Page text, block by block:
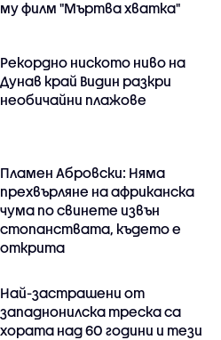
му филм "Мъртва хватка"
Рекордно ниското ниво на
Дунав край Видин разкри
необичайни плажове
Пламен Абровски: Няма
прехвърляне на африканска
чума по свинете извън
стопанствата, където е
открита
Най-застрашени от
западнонилска треска са
хората над 60 години и тези